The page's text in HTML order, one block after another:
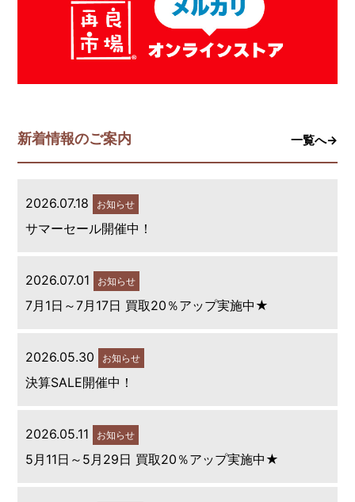
新着情報のご案内 一覧へ→
2026.07.18 お知らせ
サマーセール開催中！
2026.07.01 お知らせ
7月1日～7月17日 買取20％アップ実施中★
2026.05.30 お知らせ
決算SALE開催中！
2026.05.11 お知らせ
5月11日～5月29日 買取20％アップ実施中★